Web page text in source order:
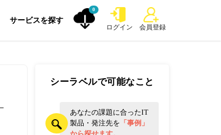
サービスを探す
0
ログイン 会員登録
シーラベルで可能なこと
あなたの課題に合ったIT
製品・発注先を 「事例」